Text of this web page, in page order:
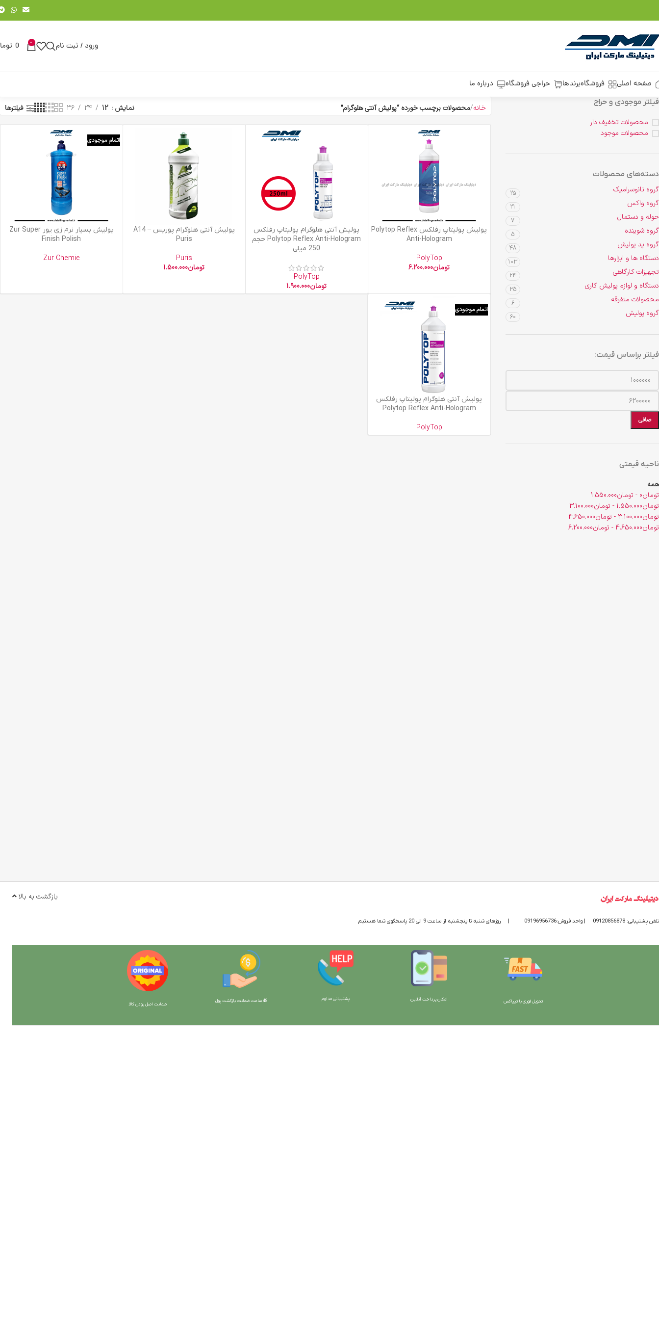
ورود / ثبت نام 0
0
صفحه اصلی فروشگاهبرندها حراجی فروشگاه درباره ما
فیلتر موجودی و حراج
محصولات تخفیف دار
محصولات موجود
دسته‌های محصولات
گروه نانوسرامیک 25
گروه واکس 21
حوله و دستمال 7
گروه شوینده 5
گروه پد پولیش 48
دستگاه ها و ابزارها 103
تجهیزات کارگاهی 24
دستگاه و لوازم پولیش کاری 35
محصولات متفرقه 6
گروه پولیش 60
فیلتر براساس قیمت:
صافی
ناحیه قیمتی
همه
تومان0
- تومان1.550.000
تومان1.550.000
- تومان3.100.000
تومان3.100.000
- تومان4.650.000
تومان4.650.000
- تومان6.200.000
خانه محصولات برچسب خورده “پولیش آنتی هلوگرام” نمایش 12
24
36 فیلترها
افزودن به سبد خرید
پولیش پولیتاپ رفلکس Polytop Reflex
Anti-Hologram
PolyTop
تومان6.200.000
افزودن به سبد خرید
پولیش آنتی هلوگرام پولیتاپ رفلکس
Polytop Reflex Anti-Hologram حجم
250 میلی
PolyTop
تومان1.900.000
افزودن به سبد خرید
پولیش آنتی هلوگرام پوریس A14 –
Puris
Puris
تومان1.500.000
اتمام موجودی
اطلاعات بیشتر
پولیش بسیار نرم زی یور Zur Super
Finish Polish
Zur Chemie
اتمام موجودی
اطلاعات بیشتر
پولیش آنتی هلوگرام پولیتاپ رفلکس
Polytop Reflex Anti-Hologram
PolyTop
تلفن پشتیبانی: 09120856878 | واحد فروش:09196956736 | روزهای شنبه تا پنجشنبه از ساعت 9 الی 20 پاسخگوی شما هستیم
بازگشت به بالا
تحویل فوری با تیپاکس امکان پرداخت آنلاین پشتیبانی مداوم 48 ساعت ضمانت بازگش ت پول
ضمانت اصل بودن کالا